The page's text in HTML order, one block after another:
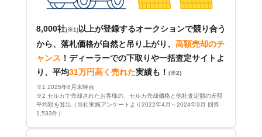
8,000社(※1) 以上が登録するオークションで競り合う
から、落札価格が自然と吊り上がり、 高額売却のチ
ャンス ！ ディーラーでの下取りや一括査定サイトよ
り、平均31万円高く売れた実績も！ (※2)
※1 2025年8月末時点
※2 セルカで売却されたお客様の、セルカ売却価格と他社査定額の差額
平均額を算出（当社実施アンケートより2022年4月～2024年9月 回答
1,533件）